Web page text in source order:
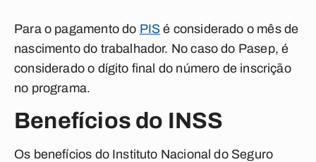
Para o pagamento do PIS é considerado o mês de
nascimento do trabalhador. No caso do Pasep, é
considerado o dígito final do número de inscrição
no programa.
Benefícios do INSS
Os benefícios do Instituto Nacional do Seguro